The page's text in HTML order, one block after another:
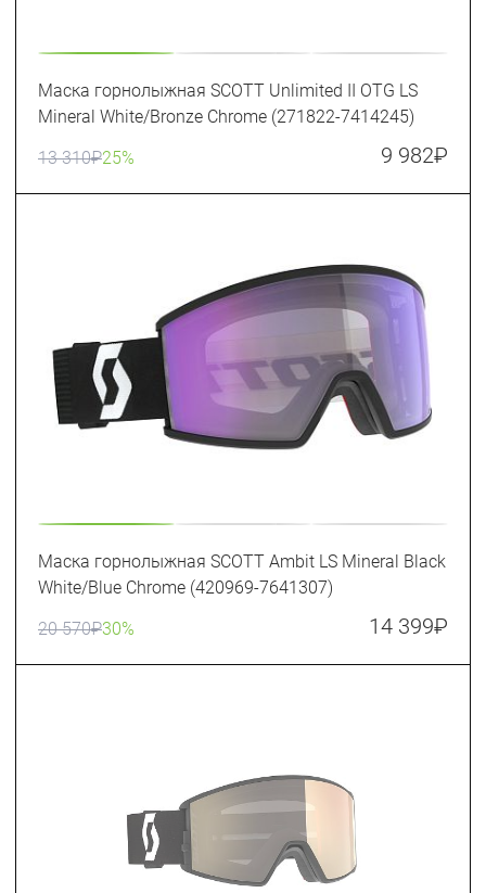
Маска горнолыжная SCOTT Unlimited II OTG LS
Mineral White/Bronze Chrome (271822-7414245)
13 310₽25% 9 982₽
Маска горнолыжная SCOTT Ambit LS Mineral Black
White/Blue Chrome (420969-7641307)
20 570₽30% 14 399₽